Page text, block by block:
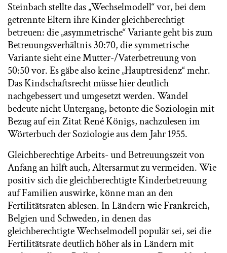
Steinbach stellte das „Wechselmodell“ vor, bei dem
getrennte Eltern ihre Kinder gleichberechtigt
betreuen: die „asymmetrische“ Variante geht bis zum
Betreuungsverhältnis 30:70, die symmetrische
Variante sieht eine Mutter-/Vaterbetreuung von
50:50 vor. Es gäbe also keine „Hauptresidenz“ mehr.
Das Kindschaftsrecht müsse hier deutlich
nachgebessert und umgesetzt werden. Wandel
bedeute nicht Untergang, betonte die Soziologin mit
Bezug auf ein Zitat René Königs, nachzulesen im
Wörterbuch der Soziologie aus dem Jahr 1955.
Gleichberechtige Arbeits- und Betreuungszeit von
Anfang an hilft auch, Altersarmut zu vermeiden. Wie
positiv sich die gleichberechtigte Kinderbetreuung
auf Familien auswirke, könne man an den
Fertilitätsraten ablesen. In Ländern wie Frankreich,
Belgien und Schweden, in denen das
gleichberechtigte Wechselmodell populär sei, sei die
Fertilitätsrate deutlich höher als in Ländern mit